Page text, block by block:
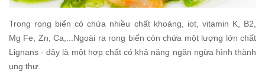
Trong rong biển có chứa nhiều chất khoáng, iot, vitamin K, B2,
Mg Fe, Zn, Ca,...Ngoài ra rong biển còn chứa một lượng lớn chất
Lignans - đây là một hợp chất có khả năng ngăn ngừa hình thành
ung thư.